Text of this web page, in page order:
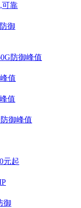
可靠
御
防御峰值
值
值
御峰值
元起
御